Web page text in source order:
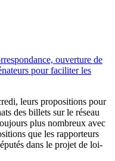
ouverture de
pour faciliter les
leurs propositions pour
des billets sur le réseau
plus nombreux avec
que les rapporteurs
dans le projet de loi-